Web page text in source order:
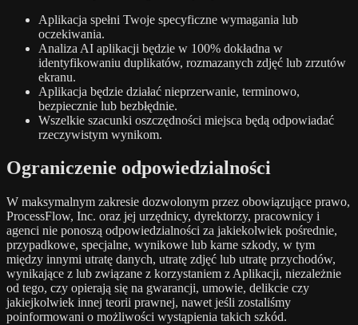
Aplikacja spełni Twoje specyficzne wymagania lub
oczekiwania.
Analiza AI aplikacji będzie w 100% dokładna w
identyfikowaniu duplikatów, rozmazanych zdjęć lub zrzutów
ekranu.
Aplikacja będzie działać nieprzerwanie, terminowo,
bezpiecznie lub bezbłędnie.
Wszelkie szacunki oszczędności miejsca będą odpowiadać
rzeczywistym wynikom.
Ograniczenie odpowiedzialności
W maksymalnym zakresie dozwolonym przez obowiązujące prawo,
ProcessFlow, Inc. oraz jej urzędnicy, dyrektorzy, pracownicy i
agenci nie ponoszą odpowiedzialności za jakiekolwiek pośrednie,
przypadkowe, specjalne, wynikowe lub karne szkody, w tym
między innymi utratę danych, utratę zdjęć lub utratę przychodów,
wynikające z lub związane z korzystaniem z Aplikacji, niezależnie
od tego, czy opierają się na gwarancji, umowie, delikcie czy
jakiejkolwiek innej teorii prawnej, nawet jeśli zostaliśmy
poinformowani o możliwości wystąpienia takich szkód.